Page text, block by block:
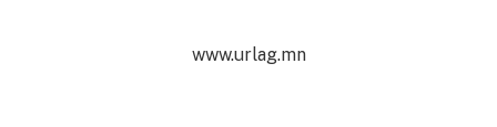
www.urlag.mn